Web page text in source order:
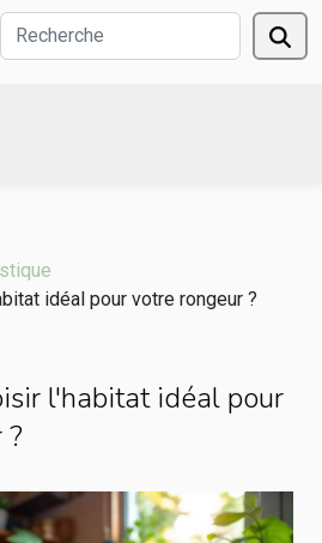
idéal pour votre rongeur ?
l'habitat idéal pour
?